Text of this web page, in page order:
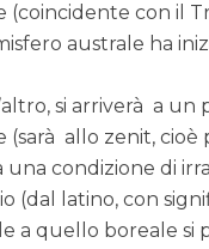
(coincidente con il
australe ha
si arriverà a
(sarà allo zenit,
condizione di
(dal latino, con
a quello boreale si